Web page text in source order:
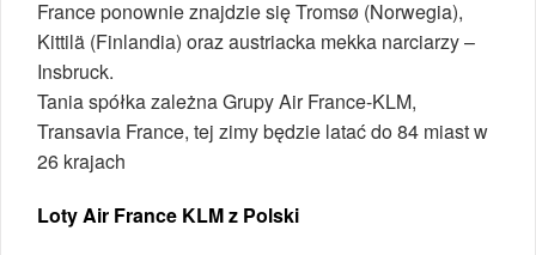
France ponownie znajdzie się Tromsø (Norwegia),
Kittilä (Finlandia) oraz austriacka mekka narciarzy –
Insbruck.
Tania spółka zależna Grupy Air France-KLM,
Transavia France, tej zimy będzie latać do 84 miast w
26 krajach
Loty Air France KLM z Polski